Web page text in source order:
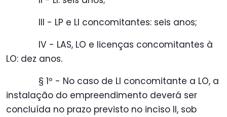
III - LP e LI concomitantes: seis anos;
IV - LAS, LO e licenças concomitantes à
LO: dez anos.
§ 1º - No caso de LI concomitante a LO, a
instalação do empreendimento deverá ser
concluída no prazo previsto no inciso II, sob